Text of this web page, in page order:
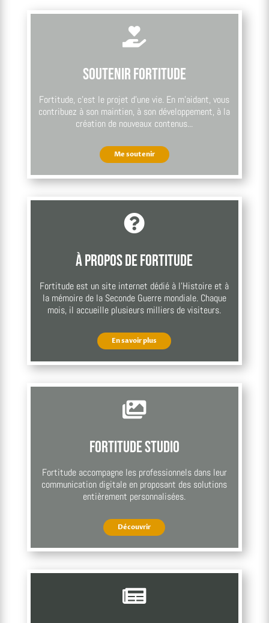

Soutenir Fortitude
Fortitude, c’est le projet d’une vie. En m’aidant, vous
contribuez à son maintien, à son développement, à la
création de nouveaux contenus...
Me soutenir

À propos de Fortitude
Fortitude est un site internet dédié à l’Histoire et à
la mémoire de la Seconde Guerre mondiale. Chaque
mois, il accueille plusieurs milliers de visiteurs.
En savoir plus

Fortitude Studio
Fortitude accompagne les professionnels dans leur
communication digitale en proposant des solutions
entièrement personnalisées.
Découvrir
